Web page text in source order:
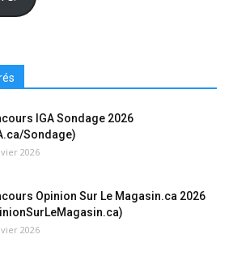
IGA Sondage 2026
Sondage)
2026
Opinion Sur Le Magasin.ca 2026
2026